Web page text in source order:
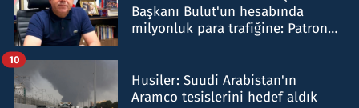
Başkanı Bulut'un hesabında
milyonluk para trafiğine: Patron
Husiler: Suudi Arabistan'ın
Aramco tesislerini hedef aldık
10